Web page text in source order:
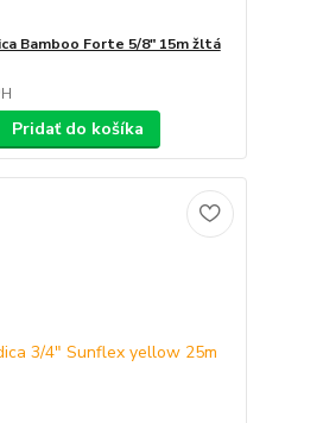
Bamboo Forte 5/8" 15m žltá
Pridať do košíka